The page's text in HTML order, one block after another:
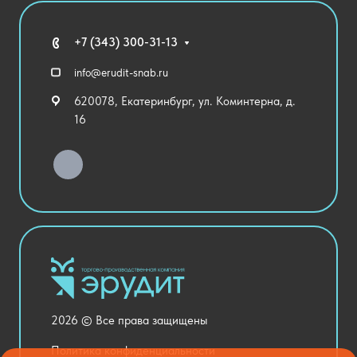
Технические средства обучения
Спортивный зал
Уличное оборудование
Хозяйственные Товары
Столовая и пищеблок
Оснащение кабинетов
Медицинский кабинет
Национальные проекты
+7 (343) 300-31-13
info@erudit-snab.ru
620078, Екатеринбург, ул. Коминтерна, д.
16
2026 © Все права защищены
Политика конфиденциальности